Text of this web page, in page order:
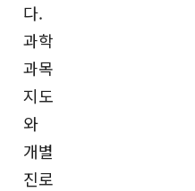
다.
과학
과목
지도
와
개별
진로